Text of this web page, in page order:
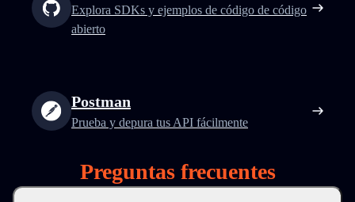
Explora SDKs y ejemplos de código de código
abierto
Postman
Prueba y depura tus API fácilmente
Preguntas frecuentes